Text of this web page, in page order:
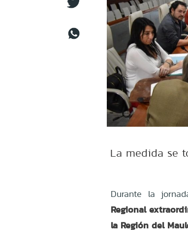
La medida se
Durante la
Regional
la Región del